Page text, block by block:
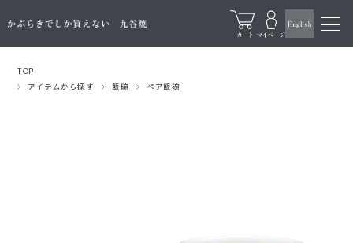
TOP
アイテムから探す
飯碗 ペア飯碗